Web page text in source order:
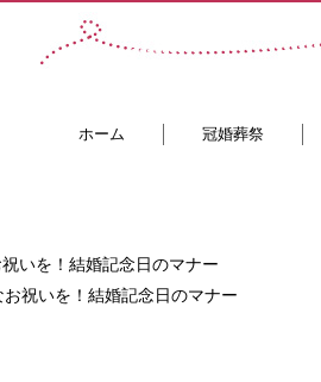
ホーム 冠婚葬祭
いを！結婚記念日のマナー